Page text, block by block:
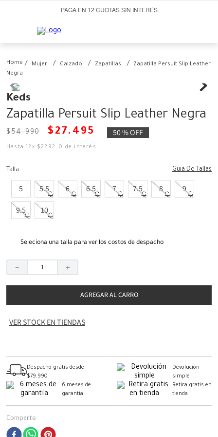
PAGA EN 12 CUOTAS SIN INTERÉS
Mujer Calzado Zapatillas
Zapatilla Persuit Slip Leather
Negra
Keds
Zapatilla Persuit Slip Leather Negra
$54.990 $ 27. 495 50 %OFF
Hasta12 x $2292 ,0 de interés
Talla Guia De Tallas
5 5.5 6 6.5 7 7.5 8 9
9.5 10
Seleciona una talla para ver los costos de despacho
＋
－
AGREGAR AL CARRO
VER STOCK EN TIENDAS
Despacho gratis desde
$79.990
Devolución
simple
6 meses de
garantía
Retira gratis en
tienda
Comparte